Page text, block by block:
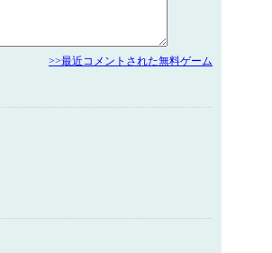
>>最近コメントされた無料ゲーム